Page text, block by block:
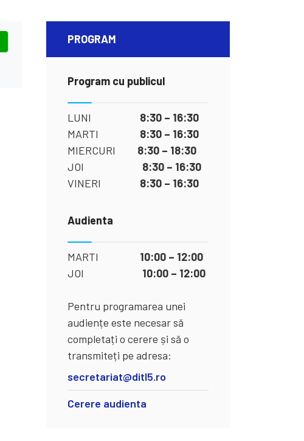
PROGRAM
Program cu publicul
LUNI 8:30 – 16:30
MARTI 8:30 – 16:30
MIERCURI 8:30 – 18:30
JOI 8:30 – 16:30
VINERI 8:30 – 16:30
Audienta
MARTI 10:00 – 12:00
JOI 10:00 – 12:00
Pentru programarea unei
audiențe este necesar să
completați o cerere și să o
transmiteți pe adresa:
secretariat@ditl5.ro
Cerere audienta